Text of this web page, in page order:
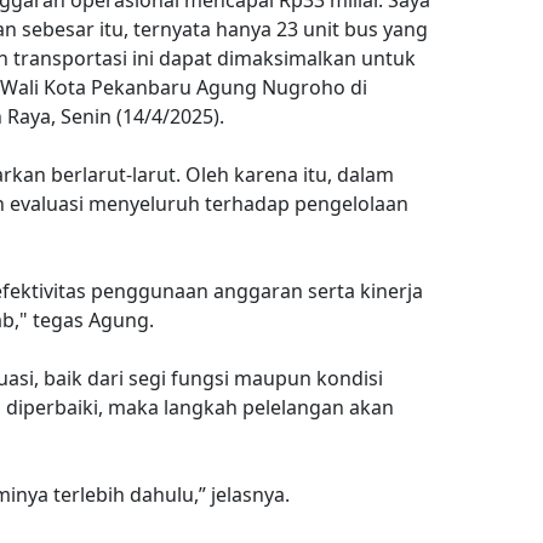
sebesar itu, ternyata hanya 23 unit bus yang
transportasi ini dapat dimaksimalkan untuk
Kota Pekanbaru Agung Nugroho di
Senin (14/4/2025).
berlarut-larut. Oleh karena itu, dalam
menyeluruh terhadap pengelolaan
penggunaan anggaran serta kinerja
tegas Agung.
baik dari segi fungsi maupun kondisi
maka langkah pelelangan akan
terlebih dahulu,” jelasnya.